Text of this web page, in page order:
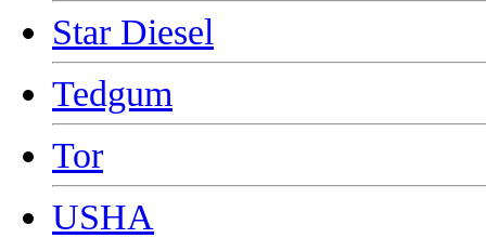
Star Diesel
Tedgum
Tor
USHA